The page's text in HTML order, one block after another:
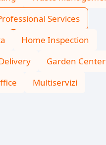
Services
Home Inspection
Garden Center
Multiservizi